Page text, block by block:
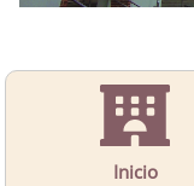
Inicio